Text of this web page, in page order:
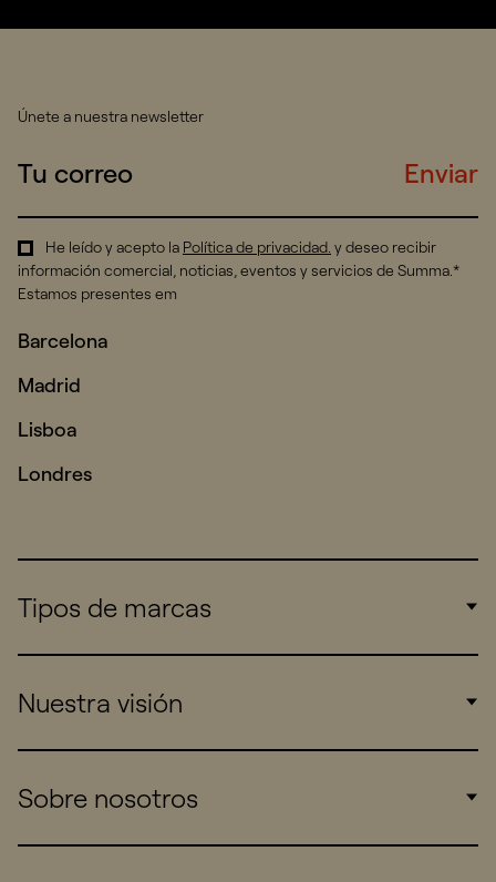
Únete a nuestra newsletter
Enviar
He leído y acepto la Política de privacidad. y deseo recibir
información comercial, noticias, eventos y servicios de Summa.*
Estamos presentes em
Barcelona
Madrid
Lisboa
Londres
Tipos de marcas
Consumers
Startups
Nuestra visión
Work
Sobre nosotros